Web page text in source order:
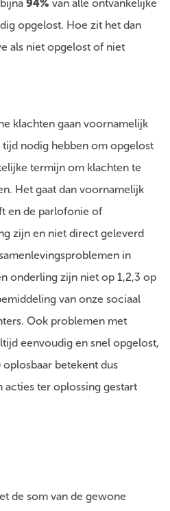
94% van alle ontvankelijke
opgelost. Hoe zit het dan
als niet opgelost of niet
klachten gaan voornamelijk
nodig hebben om opgelost
termijn om klachten te
Het gaat dan voornamelijk
en de parlofonie of
zijn en niet direct geleverd
in
onderling zijn niet op 1,2,3 op
van onze sociaal
Ook problemen met
eenvoudig en snel opgelost,
betekent dus
acties ter oplossing gestart
de som van de gewone